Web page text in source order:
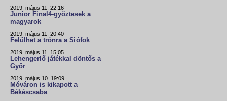
2019. május 11. 22:16
Junior Final4-győztesek a
magyarok
2019. május 11. 20:40
Felülhet a trónra a Siófok
2019. május 11. 15:05
Lehengerlő játékkal döntős a
Győr
2019. május 10. 19:09
Móváron is kikapott a
Békéscsaba